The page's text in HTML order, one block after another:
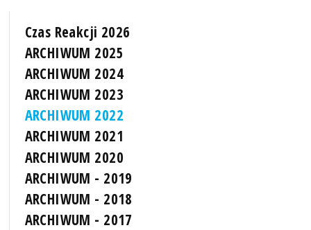
Czas Reakcji 2026
ARCHIWUM 2025
ARCHIWUM 2024
ARCHIWUM 2023
ARCHIWUM 2022
ARCHIWUM 2021
ARCHIWUM 2020
ARCHIWUM - 2019
ARCHIWUM - 2018
ARCHIWUM - 2017